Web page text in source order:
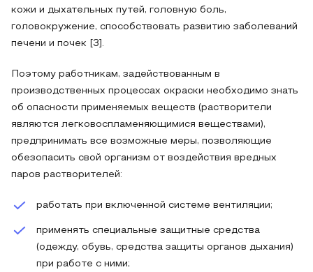
кожи и дыхательных путей, головную боль,
головокружение, способствовать развитию заболеваний
печени и почек [3].
Поэтому работникам, задействованным в
производственных процессах окраски необходимо знать
об опасности применяемых веществ (растворители
являются легковоспламеняющимися веществами),
предпринимать все возможные меры, позволяющие
обезопасить свой организм от воздействия вредных
паров растворителей:
работать при включенной системе вентиляции;
применять специальные защитные средства
(одежду, обувь, средства защиты органов дыхания)
при работе с ними;